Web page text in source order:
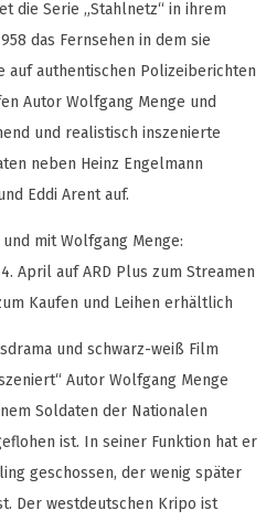
die Serie „Stahlnetz“ in ihrem
das Fernsehen in dem sie
auf authentischen Polizeiberichten
Autor Wolfgang Menge und
und realistisch inszenierte
neben Heinz Engelmann
Eddi Arent auf.
mit Wolfgang Menge:
April auf ARD Plus zum Streamen
Kaufen und Leihen erhältlich
und schwarz-weiß Film
Autor Wolfgang Menge
Soldaten der Nationalen
ist. In seiner Funktion hat er
geschossen, der wenig später
Der westdeutschen Kripo ist